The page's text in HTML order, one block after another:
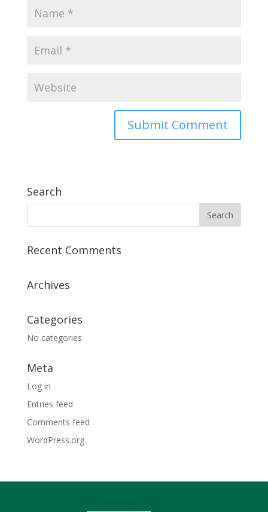
Search
Recent Comments
Archives
Categories
No categories
Meta
Log in
Entries feed
Comments feed
WordPress.org